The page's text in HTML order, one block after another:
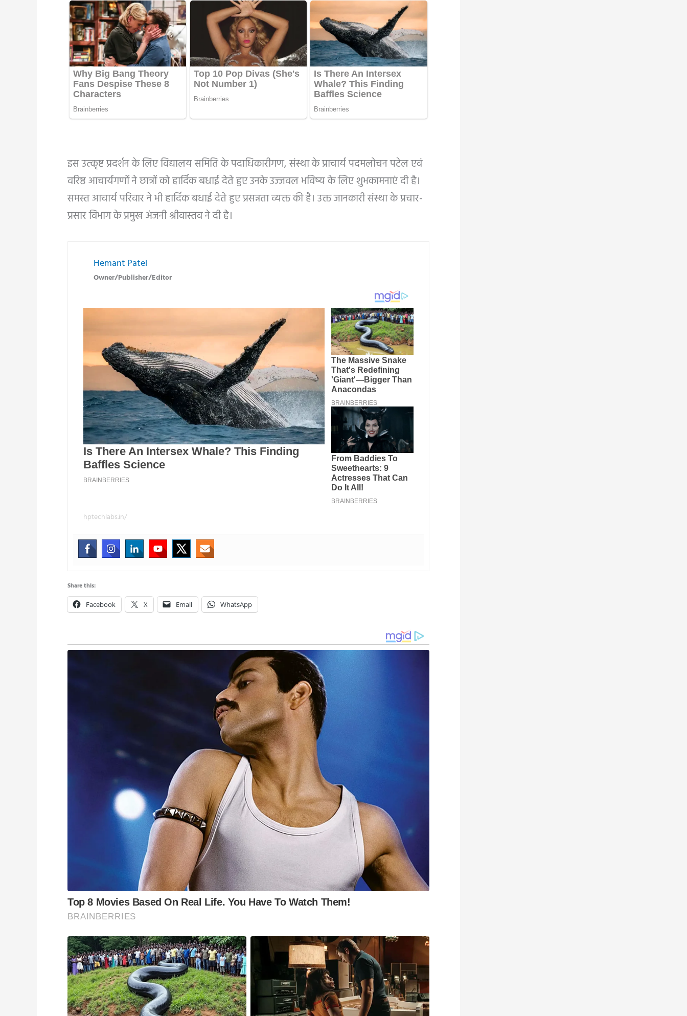
इस उत्कृष्ट प्रदर्शन के लिए विद्यालय समिति के पदाधिकारीगण, संस्था के प्राचार्य पदमलोचन पटेल एवं
वरिष्ठ आचार्यगणों ने छात्रों को हार्दिक बधाई देते हुए उनके उज्जवल भविष्य के लिए शुभकामनाएं दी है।
समस्त आचार्य परिवार ने भी हार्दिक बधाई देते हुए प्रसन्नता व्यक्त की है। उक्त जानकारी संस्था के प्रचार-
प्रसार विभाग के प्रमुख अंजनी श्रीवास्तव ने दी है।
Hemant Patel
Owner/Publisher/Editor
hptechlabs.in/
Share this:
Facebook X Email WhatsApp